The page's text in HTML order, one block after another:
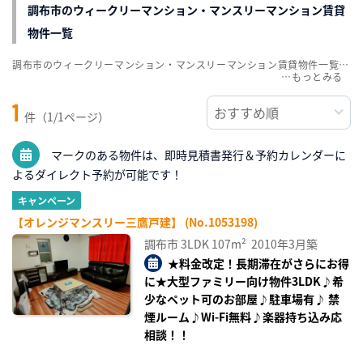
調布市のウィークリーマンション・マンスリーマンション賃貸
物件一覧
1 件（1/1ページ）
マークのある物件は、即時見積書発行＆予約カレンダーに
よるダイレクト予約が可能です！
キャンペーン
【オレンジマンスリー三鷹戸建】 (No.1053198)
調布市3LDK 107m² 2010年3月築
★料金改定！長期滞在がさらにお得
に★大型ファミリー向け物件3LDK♪希
少なペット可のお部屋♪駐車場有♪ 禁
煙ルーム♪Wi-Fi無料♪楽器持ち込み応
相談！！
調布市のウィークリーマンション・マンスリーマンション賃貸物件一覧を掲載中。敷金・礼金無料、家具・家電付をご紹介。こだわり条件での絞込みも簡単！
…